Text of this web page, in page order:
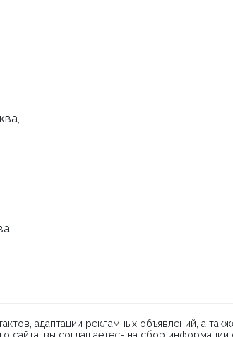
адаптации рекламных объявлений, а